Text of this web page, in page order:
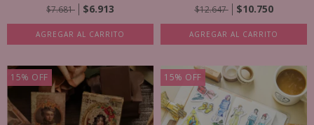
$7.681
$6.913
AGREGAR AL CARRITO
$12.647
$10.750
AGREGAR AL CARRITO
15% OFF 15% OFF